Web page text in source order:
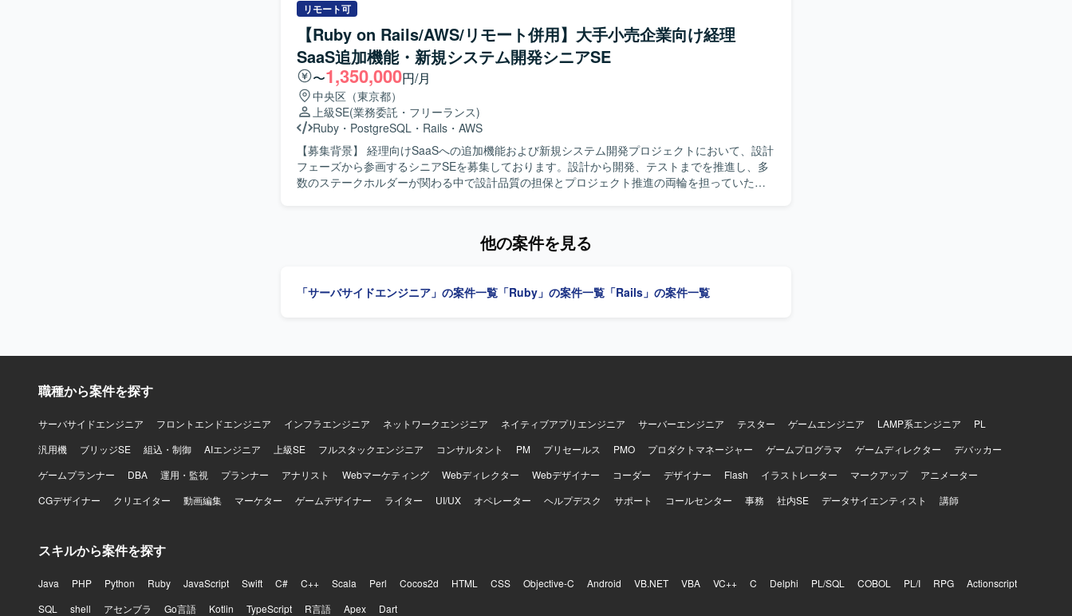
GCP（Vertex AIなど）を組み合わせ、CIにはCircleCIを利用しています。開発ツールとして
GitHub, Github Projects, Notion, Teams, Slack, Google Meet、AIコーディングツールとして
Visual Studio Code, Cursor, Claude Code, Gemini CLIを使用しています。
ッシュボード作成、AIを用いたプロトタイピング、開発の動作検証なども実施していただきま
す。ご経験に応じて、上記以外の業務もご相談させていただきます。 【求める人物像】 自社サ
ービスの成長に主体的に関わりながら、開発チームと協調してプロジェクトを推進できる方を
求めています。ステークホルダーと円滑にコミュニケーションを取りながら、課題整理や要件
定義をリードできる方が望ましいです。 【ポジションの魅力】 自社プロダクトの企画から開
発・改善まで一貫して関わることができ、物流領域のDX推進に直接インパクトを与えることが
できます。AIやデータ活用など新しい技術を取り入れたプロトタイピングにも携わることがで
きます。 【開発環境】 フレームワークはRuby on Rails、フロントエンドはVue.jsを利用してい
ます。データベースはMySQL（RDS, Aurora）、インフラはAWS（EC2, S3等）を使用してい
ます。バージョン管理はgit/Github、CIはCircleCIおよびJenkins、コミュニケーションはSlack、
CLICKUP、Notionを利用しています。デザインはFigmaを使用し、AIはClaude、Gemini、
NotionAIなどを活用しています。
リモート可
【Ruby on Rails/AWS/リモート併用】大手小売企業向け経理
SaaS追加機能・新規システム開発シニアSE
〜1,350,000円/月
中央区（東京都）
上級SE(業務委託・フリーランス)
Ruby ・ PostgreSQL ・ Rails ・ AWS
【募集背景】 経理向けSaaSへの追加機能および新規システム開発プロジェクトにおいて、設計
フェーズから参画するシニアSEを募集しております。設計から開発、テストまでを推進し、多
数のステークホルダーが関わる中で設計品質の担保とプロジェクト推進の両輪を担っていただ
応じた技術検証・PoCを実施していただきます。プロダクトチームや関係各社との仕様・スケ
っていただきます。 【求める人物像】 曖昧な課題を自ら整理し、たたき台を作って前に進めら
くキャッチアップし、設計に落とし込める方、品質課題やボトルネックを自発的に発見し、解
ト推進を主導する経験を積むことができます。Ruby on RailsやAWS、生成AIを活用した開発・
【開発環境】 バックエンドはGo、Ruby on Rails、Unicorn、Nginx、PostgreSQL、Redis、
Docker、Elasticsearchなどを利用しております。フロントエンドはTypeScript、React、
Redux、styled-components、Storybook、Webpackなどを利用しております。インフラは
AWS（EC2、RDS、ElastiCache、S3、ElasticsearchService、Lambda、ElasticBeanstalkな
他の案件を見る
「サーバサイドエンジニア」の案件一覧 「Ruby」の案件一覧 「Rails」の案件一覧
職種から案件を探す
サーバサイドエンジニア フロントエンドエンジニア インフラエンジニア ネットワークエンジニア ネイティブアプリエンジニア サーバーエンジニア テスター ゲームエンジニア LAMP系エンジニア
PL
汎用機
ブリッジSE 組込・制御 AIエンジニア 上級SE フルスタックエンジニア コンサルタント PM プリセールス PMO プロダクトマネージャー ゲームプログラマ ゲームディレクター
デバッカー
ゲームプランナー
DBA 運用・監視 プランナー アナリスト Webマーケティング Webディレクター Webデザイナー コーダー デザイナー Flash イラストレーター マークアップ
アニメーター
CGデザイナー
クリエイター 動画編集 マーケター ゲームデザイナー ライター UI/UX オペレーター ヘルプデスク サポート コールセンター 事務 社内SE データサイエンティスト 講師
スキルから案件を探す
Java PHP Python Ruby JavaScript Swift C# C++ Scala Perl Cocos2d HTML CSS Objective-C Android VB.NET VBA VC++ C Delphi PL/SQL COBOL PL/I RPG
Actionscript
SQL
shell アセンブラ Go言語 Kotlin TypeScript R言語 Apex Dart